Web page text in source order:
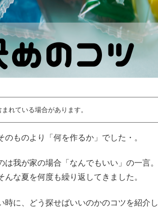
れている場合があります。